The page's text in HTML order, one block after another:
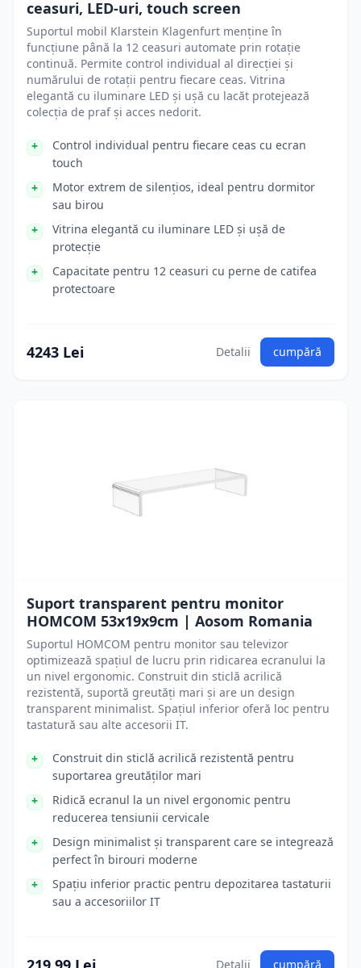
ceasuri, LED-uri, touch screen
Suportul mobil Klarstein Klagenfurt menține în
funcțiune până la 12 ceasuri automate prin rotație
continuă. Permite control individual al direcției și
numărului de rotații pentru fiecare ceas. Vitrina
elegantă cu iluminare LED și ușă cu lacăt protejează
colecția de praf și acces nedorit.
Control individual pentru fiecare ceas cu ecran
touch
Motor extrem de silențios, ideal pentru dormitor
sau birou
Vitrina elegantă cu iluminare LED și ușă de
protecție
Capacitate pentru 12 ceasuri cu perne de catifea
protectoare
4243 Lei Detalii cumpără
Suport transparent pentru monitor
HOMCOM 53x19x9cm | Aosom Romania
Suportul HOMCOM pentru monitor sau televizor
optimizează spațiul de lucru prin ridicarea ecranului la
un nivel ergonomic. Construit din sticlă acrilică
rezistentă, suportă greutăți mari și are un design
transparent minimalist. Spațiul inferior oferă loc pentru
tastatură sau alte accesorii IT.
Construit din sticlă acrilică rezistentă pentru
suportarea greutăților mari
Ridică ecranul la un nivel ergonomic pentru
reducerea tensiunii cervicale
Design minimalist și transparent care se integrează
perfect în birouri moderne
Spațiu inferior practic pentru depozitarea tastaturii
sau a accesoriilor IT
Detalii cumpără